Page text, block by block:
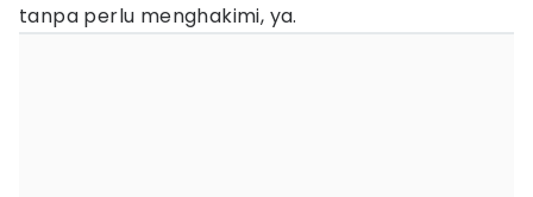
tanpa perlu menghakimi, ya.